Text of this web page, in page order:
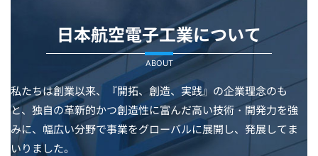
日本航空電子工業について
ABOUT
私たちは創業以来、『開拓、創造、実践』の企業理念のも
と、独自の革新的かつ創造性に富んだ高い技術・開発力を強
みに、幅広い分野で事業をグローバルに展開し、発展してま
いりました。